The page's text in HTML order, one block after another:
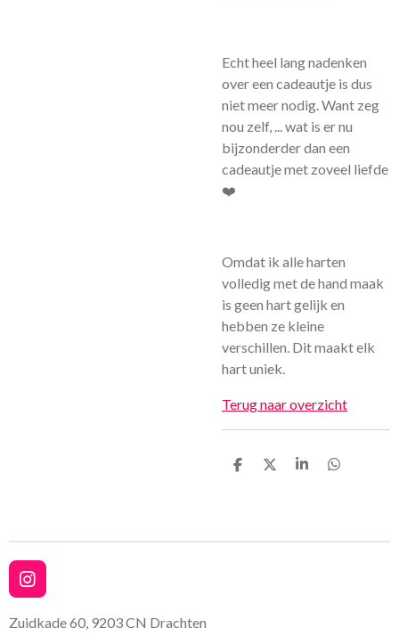
Echt heel lang nadenken
over een cadeautje is dus
niet meer nodig. Want zeg
nou zelf, ... wat is er nu
bijzonderder dan een
cadeautje met zoveel liefde
❤️
Omdat ik alle harten
volledig met de hand maak
is geen hart gelijk en
hebben ze kleine
verschillen. Dit maakt elk
hart uniek.
Terug naar overzicht
D
D
S
D
I
n
s
Zuidkade 60, 9203 CN Drachten